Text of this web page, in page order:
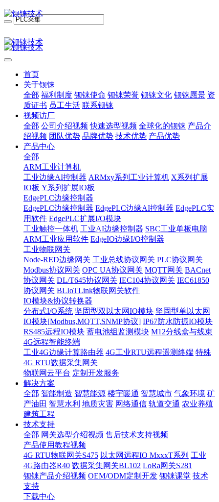
首页
关于钡铼
全部 福利制度 钡铼使命 钡铼荣誉 钡铼文化 钡铼愿景 资
质证书 员工生活 联系钡铼
视频访厂
全部 公司介绍视频 快速选型视频 全球化的钡铼 产品介
绍视频 团队优势 品牌优势 技术优势 产品优势
产品中心
全部
ARM工业计算机
工业边缘AI控制器 ARMxy系列工业计算机 X系列扩展
IO板 Y系列扩展IO板
EdgePLC边缘控制器
EdgePLC边缘控制器 EdgePLC边缘AI控制器 EdgePLC实
用软件 EdgePLC扩展I/O模块
工业触控一体机 工业AI边缘控制器 SBC工业单板电脑
ARM工业应用软件 EdgeIO边缘I/O控制器
工业物联网关
Node-RED边缘网关 工业总线协议网关 PLC协议网关
Modbus协议网关 OPC UA协议网关 MQTT网关 BACnet
协议网关 DL/T645协议网关 IEC104协议网关 IEC61850
协议网关 BLIoTLink物联网关软件
IO模块&协议转换器
分布式I/O系统 坚固型双以太网IO模块 坚固型单以太网
IO模块[Modbus,MQTT,SNMP协议] IP67防水防振IO模块
RS485远程IO模块 蓄电池组监测模块 M12分线盒与线束
4G远程智能终端
工业4G边缘计算路由器 4G工业RTU远程遥测终端 特殊
4G RTU数据采集网关
物联网云平台 定制开发服务
解决方案
全部 智能制造 智慧能源 楼宇暖通 智慧城市 气象环境 矿
产油田 智慧水利 地质灾害 网络通信 轨道交通 农业养殖
建筑工程
技术支持
全部 网关选型介绍视频 售后技术支持视频
产品使用教程视频
4G RTU物联网关S475 以太网远程IO MxxxT系列 工业
4G路由器R40 数据采集网关BL102 LoRa网关S281
钡铼产品介绍视频 OEM/ODM定制开发 钡铼课堂 技术
支持
下载中心